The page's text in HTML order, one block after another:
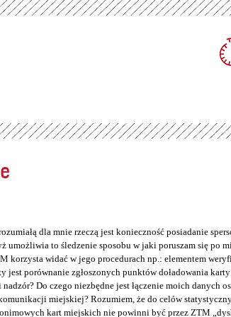
dla mnie rzeczą jest konieczność posiadanie
umożliwia to śledzenie sposobu w jaki poruszam się po
korzysta widać w jego procedurach np.: elementem
jest porównanie zgłoszonych punktów doładowania
nadzór? Do czego niezbędne jest łączenie moich danych
miejskiej? Rozumiem, że do celów
kart miejskich nie powinni być przez ZTM